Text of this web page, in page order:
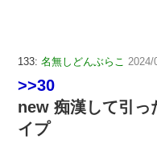
133: 名無しどんぶらこ 2024/
>>30
new 痴漢して引っ
イプ